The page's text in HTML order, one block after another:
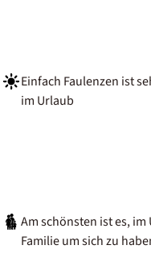
Einfach Faulenzen ist
im Urlaub
Am schönsten ist es,
Familie um sich zu